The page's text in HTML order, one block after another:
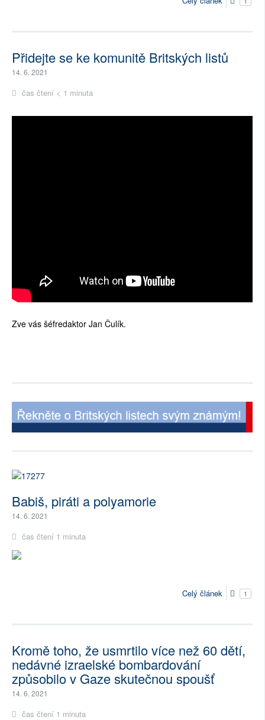
Přidejte se ke komunitě Britských listů
14. 6. 2021
čas čtení < 1 minuta
Zve vás šéfredaktor Jan Čulík.
Babiš, piráti a polyamorie
14. 6. 2021
čas čtení 1 minuta
Celý článek 1
Kromě toho, že usmrtilo více než 60 dětí,
nedávné izraelské bombardování
způsobilo v Gaze skutečnou spoušť
14. 6. 2021
čas čtení 1 minuta